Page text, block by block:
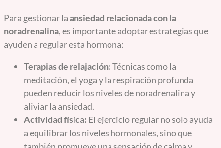
Para gestionar laansiedad relacionada con la
noradrenalina, es importante adoptar estrategias que
ayuden a regular esta hormona:
Terapias de relajación:Técnicas como la
meditación, el yoga y la respiración profunda
pueden reducir los niveles de noradrenalina y
aliviar la ansiedad.
Actividad física: El ejercicio regular no solo ayuda
a equilibrar los niveles hormonales, sino que